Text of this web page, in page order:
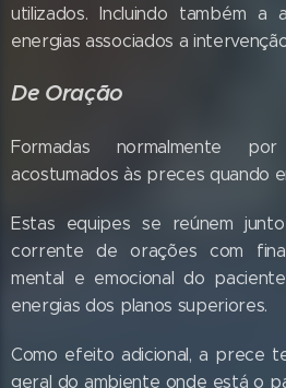
utilizados. Incluindo também a
energias associados a
De Oração
Formadas normalmente
acostumados às preces quando
Estas equipes se reúnem
corrente de orações com
mental e emocional do
energias dos planos superiores.
Como efeito adicional, a prece
geral do ambiente onde está o